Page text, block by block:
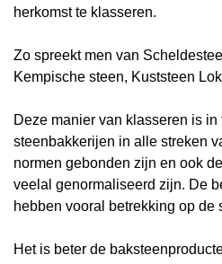
herkomst te klasseren.
Zo spreekt men van
Kempische steen, Kuststeen
Deze manier van klasseren is
steenbakkerijen in alle streken
normen gebonden zijn en ook
veelal genormaliseerd zijn. De
hebben vooral betrekking op de
Het is beter de